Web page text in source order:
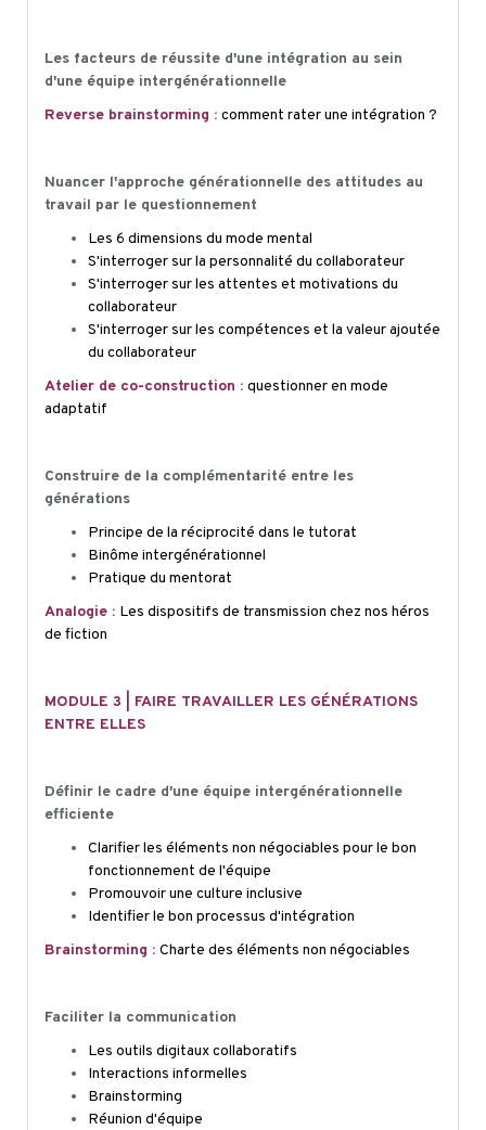
Les facteurs de réussite d'une intégration au sein
d'une équipe intergénérationnelle
Reverse brainstorming : comment rater une intégration ?
Nuancer l'approche générationnelle des attitudes au
travail par le questionnement
Les 6 dimensions du mode mental
S'interroger sur la personnalité du collaborateur
S'interroger sur les attentes et motivations du
collaborateur
S'interroger sur les compétences et la valeur ajoutée
du collaborateur
Atelier de co-construction : questionner en mode
adaptatif
Construire de la complémentarité entre les
générations
Principe de la réciprocité dans le tutorat
Binôme intergénérationnel
Pratique du mentorat
Analogie : Les dispositifs de transmission chez nos héros
de fiction
MODULE 3 | FAIRE TRAVAILLER LES GÉNÉRATIONS
ENTRE ELLES
Définir le cadre d'une équipe intergénérationnelle
efficiente
Clarifier les éléments non négociables pour le bon
fonctionnement de l'équipe
Promouvoir une culture inclusive
Identifier le bon processus d'intégration
Brainstorming : Charte des éléments non négociables
Faciliter la communication
Les outils digitaux collaboratifs
Interactions informelles
Brainstorming
Réunion d'équipe